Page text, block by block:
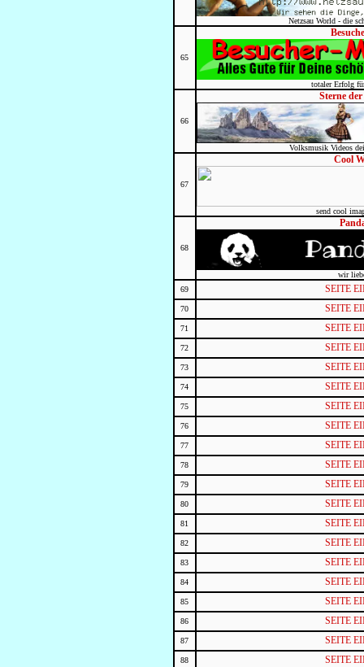
Netzsau World - die
65
totaler Erfolg
66
Sterne
Volksmusik Videos
67
Cool
send cool
68
wir
69
SEITE
70 SEITE
71 SEITE
72 SEITE
73 SEITE
74 SEITE
75 SEITE
76 SEITE
77 SEITE
78 SEITE
79 SEITE
80 SEITE
81 SEITE
82 SEITE
83 SEITE
84 SEITE
85 SEITE
86 SEITE
87 SEITE
88 SEITE